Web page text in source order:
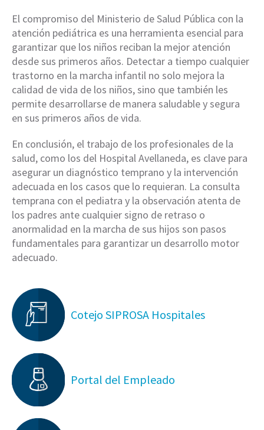
El compromiso del Ministerio de Salud Pública con la
atención pediátrica es una herramienta esencial para
garantizar que los niños reciban la mejor atención
desde sus primeros años. Detectar a tiempo cualquier
trastorno en la marcha infantil no solo mejora la
calidad de vida de los niños, sino que también les
permite desarrollarse de manera saludable y segura
en sus primeros años de vida.
En conclusión, el trabajo de los profesionales de la
salud, como los del Hospital Avellaneda, es clave para
asegurar un diagnóstico temprano y la intervención
adecuada en los casos que lo requieran. La consulta
temprana con el pediatra y la observación atenta de
los padres ante cualquier signo de retraso o
anormalidad en la marcha de sus hijos son pasos
fundamentales para garantizar un desarrollo motor
adecuado.
Cotejo SIPROSA Hospitales
Portal del Empleado